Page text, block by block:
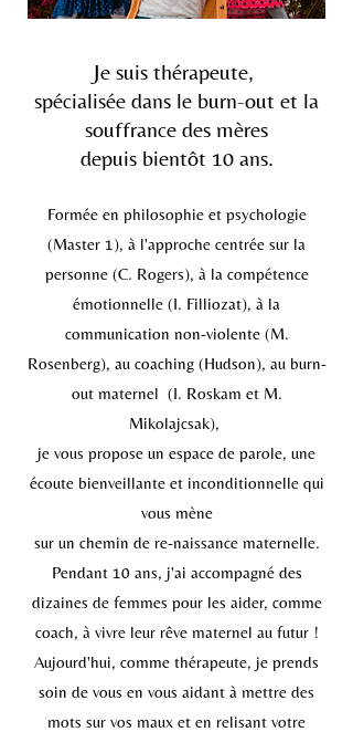
Je suis thérapeute,
spécialisée dans le burn-out et la
souffrance des mères
depuis bientôt 10 ans.
Formée en philosophie et psychologie
(Master 1), à l'approche centrée sur la
personne (C. Rogers), à la compétence
émotionnelle (I. Filliozat), à la
communication non-violente (M.
Rosenberg), au coaching (Hudson), au burn-
out maternel (I. Roskam et M.
Mikolajcsak),
je vous propose un espace de parole, une
écoute bienveillante et inconditionnelle qui
vous mène
sur un chemin de re-naissance maternelle.
Pendant 10 ans, j'ai accompagné des
dizaines de femmes pour les aider, comme
coach, à vivre leur rêve maternel au futur !
Aujourd'hui, comme thérapeute, je prends
soin de vous en vous aidant à mettre des
mots sur vos maux et en relisant votre